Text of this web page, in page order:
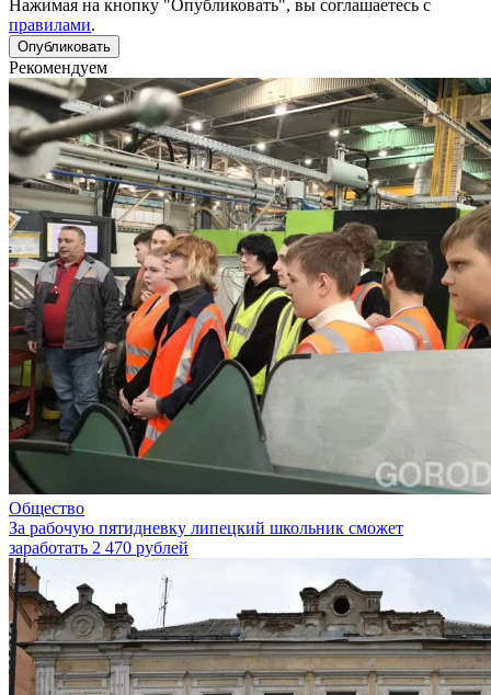
Нажимая на кнопку "Опубликовать", вы соглашаетесь с
правилами.
Рекомендуем
Общество
За рабочую пятидневку липецкий школьник сможет
заработать 2 470 рублей